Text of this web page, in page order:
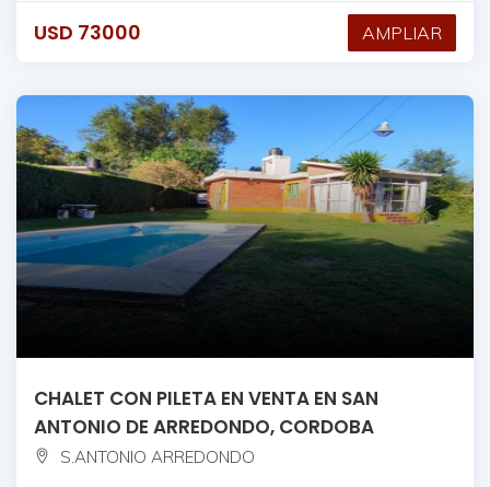
USD 73000 AMPLIAR
CHALET CON PILETA EN VENTA EN SAN
ANTONIO DE ARREDONDO, CORDOBA
S.ANTONIO ARREDONDO